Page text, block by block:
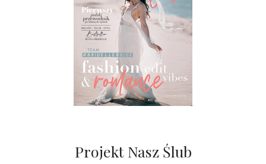
Projekt Nasz Ślub